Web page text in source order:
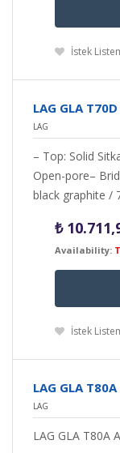
İstek
LAG GLA
LAG
– Top: Solid
Open-pore–
black graphite /
₺
Availability:
İstek
LAG GLA
LAG
LAG GLA T80A